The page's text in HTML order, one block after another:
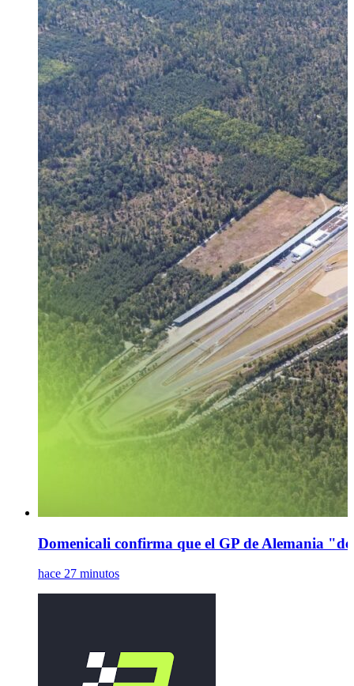
Domenicali confirma que el GP de Alemania
hace 27 minutos